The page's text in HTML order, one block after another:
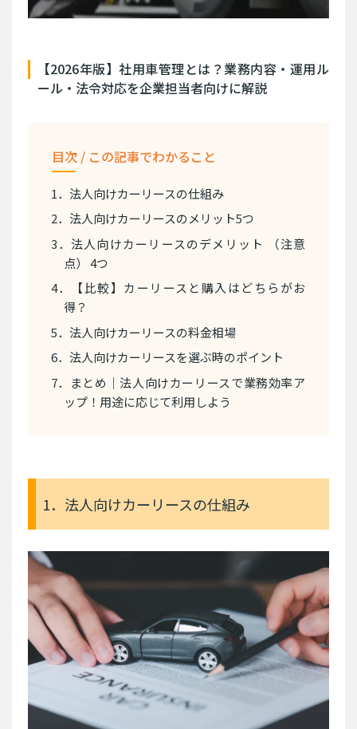
【2026年版】社用車管理とは？業務内容・運用ル
ール・法令対応を企業担当者向けに解説
目次 / この記事でわかること
1．法人向けカーリースの仕組み
2．法人向けカーリースのメリット5つ
3．法人向けカーリースのデメリット （注意
点） 4つ
4．【比較】カーリースと購入はどちらがお
得？
5．法人向けカーリースの料金相場
6．法人向けカーリースを選ぶ時のポイント
7．まとめ｜法人向けカーリースで業務効率ア
ップ！用途に応じて利用しよう
1．法人向けカーリースの仕組み